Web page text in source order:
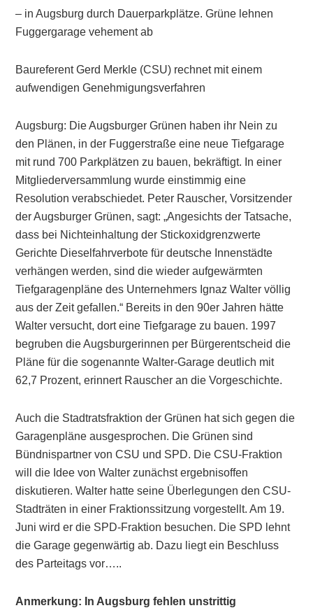
– in Augsburg durch Dauerparkplätze. Grüne lehnen
Fuggergarage vehement ab
Baureferent Gerd Merkle (CSU) rechnet mit einem
aufwendigen Genehmigungsverfahren
Augsburg: Die Augsburger Grünen haben ihr Nein zu
den Plänen, in der Fuggerstraße eine neue Tiefgarage
mit rund 700 Parkplätzen zu bauen, bekräftigt. In einer
Mitgliederversammlung wurde einstimmig eine
Resolution verabschiedet. Peter Rauscher, Vorsitzender
der Augsburger Grünen, sagt: „Angesichts der Tatsache,
dass bei Nichteinhaltung der Stickoxidgrenzwerte
Gerichte Dieselfahrverbote für deutsche Innenstädte
verhängen werden, sind die wieder aufgewärmten
Tiefgaragenpläne des Unternehmers Ignaz Walter völlig
aus der Zeit gefallen.“ Bereits in den 90er Jahren hätte
Walter versucht, dort eine Tiefgarage zu bauen. 1997
begruben die Augsburgerinnen per Bürgerentscheid die
Pläne für die sogenannte Walter-Garage deutlich mit
62,7 Prozent, erinnert Rauscher an die Vorgeschichte.
Auch die Stadtratsfraktion der Grünen hat sich gegen die
Garagenpläne ausgesprochen. Die Grünen sind
Bündnispartner von CSU und SPD. Die CSU-Fraktion
will die Idee von Walter zunächst ergebnisoffen
diskutieren. Walter hatte seine Überlegungen den CSU-
Stadträten in einer Fraktionssitzung vorgestellt. Am 19.
Juni wird er die SPD-Fraktion besuchen. Die SPD lehnt
die Garage gegenwärtig ab. Dazu liegt ein Beschluss
des Parteitags vor…..
Anmerkung: In Augsburg fehlen unstrittig